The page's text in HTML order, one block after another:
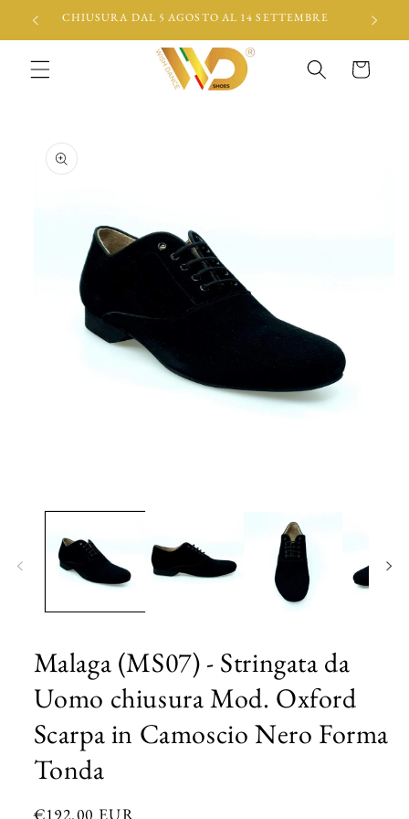
direttamente
ai contenuti
CHIUSURA DAL 5 AGOSTO AL 14 SETTEMBRE
Carrello
informazioni
sul prodotto
contenuti
finestra
Malaga (MS07) - Stringata da
Uomo chiusura Mod. Oxford
Scarpa in Camoscio Nero Forma
Tonda
Prezzo
€192.00 EUR